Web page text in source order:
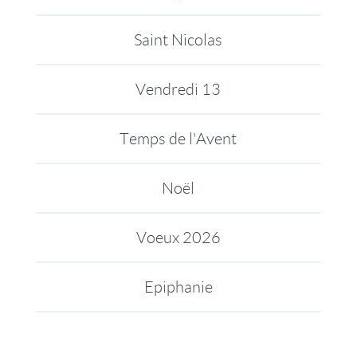
Saint Nicolas
Vendredi 13
Temps de l'Avent
Noël
Voeux 2026
Epiphanie